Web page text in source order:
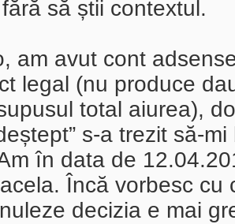
să știi contextul.
am avut cont
legal (nu produce
total aiurea),
s-a trezit să-
în data de
Încă vorbesc
decizia e mai